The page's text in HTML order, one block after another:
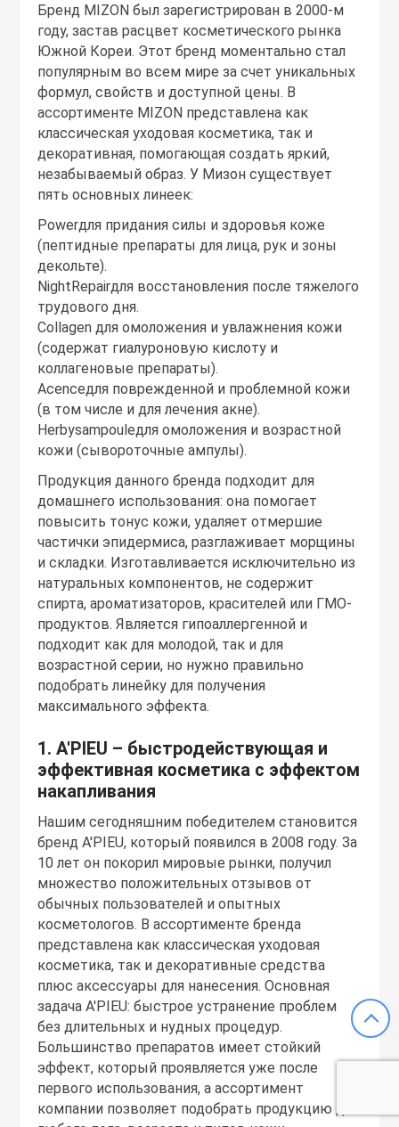
Бренд MIZON был зарегистрирован в 2000-м
году, застав расцвет косметического рынка
Южной Кореи. Этот бренд моментально стал
популярным во всем мире за счет уникальных
формул, свойств и доступной цены. В
ассортименте MIZON представлена как
классическая уходовая косметика, так и
декоративная, помогающая создать яркий,
незабываемый образ. У Мизон существует
пять основных линеек:
Powerдля придания силы и здоровья коже
(пептидные препараты для лица, рук и зоны
декольте).
NightRepairдля восстановления после тяжелого
трудового дня.
Collagen для омоложения и увлажнения кожи
(содержат гиалуроновую кислоту и
коллагеновые препараты).
Acenceдля поврежденной и проблемной кожи
(в том числе и для лечения акне).
Herbysampouleдля омоложения и возрастной
кожи (сывороточные ампулы).
Продукция данного бренда подходит для
домашнего использования: она помогает
повысить тонус кожи, удаляет отмершие
частички эпидермиса, разглаживает морщины
и складки. Изготавливается исключительно из
натуральных компонентов, не содержит
спирта, ароматизаторов, красителей или ГМО-
продуктов. Является гипоаллергенной и
подходит как для молодой, так и для
возрастной серии, но нужно правильно
подобрать линейку для получения
максимального эффекта.
1. A'PIEU – быстродействующая и
эффективная косметика с эффектом
накапливания
Нашим сегодняшним победителем становится
бренд A'PIEU, который появился в 2008 году. За
10 лет он покорил мировые рынки, получил
множество положительных отзывов от
обычных пользователей и опытных
косметологов. В ассортименте бренда
представлена как классическая уходовая
косметика, так и декоративные средства
плюс аксессуары для нанесения. Основная
задача A'PIEU: быстрое устранение проблем
без длительных и нудных процедур.
Большинство препаратов имеет стойкий
эффект, который проявляется уже после
первого использования, а ассортимент
компании позволяет подобрать продукцию для